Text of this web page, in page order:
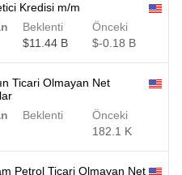
Kredisi m/m
Beklenti
$​11.44 B
Önceki
$​-0.18 B
Ticari Olmayan Net
Beklenti
Önceki
182.1 K
Petrol Ticari Olmayan Net